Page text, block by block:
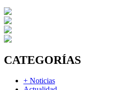
CATEGORÍAS
+ Noticias